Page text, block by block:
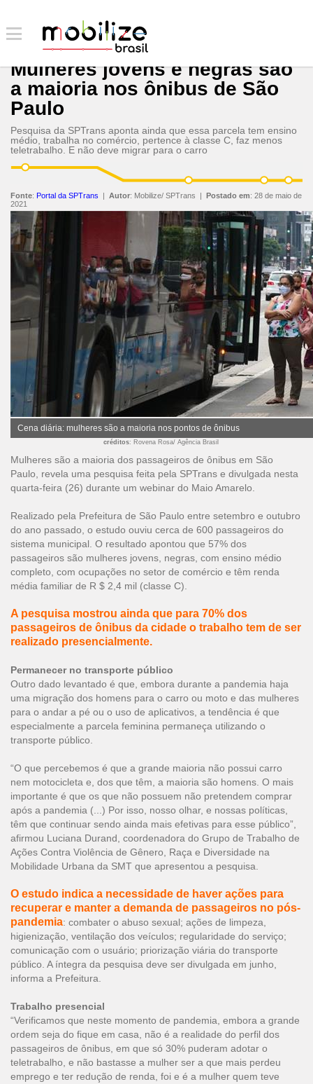
Mulheres jovens e negras são
a maioria nos ônibus de São
Paulo
Pesquisa da SPTrans aponta ainda que essa parcela tem ensino
médio, trabalha no comércio, pertence à classe C, faz menos
teletrabalho. E não deve migrar para o carro
Fonte: Portal da SPTrans | Autor: Mobilize/ SPTrans | Postado em: 28 de maio de
2021
Cena diária: mulheres são a maioria nos pontos de ônibus
créditos: Rovena Rosa/ Agência Brasil
Mulheres são a maioria dos passageiros de ônibus em São
Paulo, revela uma pesquisa feita pela SPTrans e divulgada nesta
quarta-feira (26) durante um webinar do Maio Amarelo.
Realizado pela Prefeitura de São Paulo entre setembro e outubro
do ano passado, o estudo ouviu cerca de 600 passageiros do
sistema municipal. O resultado apontou que 57% dos
passageiros são mulheres jovens, negras, com ensino médio
completo, com ocupações no setor de comércio e têm renda
média familiar de R $ 2,4 mil (classe C).
A pesquisa mostrou ainda que para 70% dos
passageiros de ônibus da cidade o trabalho tem de ser
realizado presencialmente.
Permanecer no transporte público
Outro dado levantado é que, embora durante a pandemia haja
uma migração dos homens para o carro ou moto e das mulheres
para o andar a pé ou o uso de aplicativos, a tendência é que
especialmente a parcela feminina permaneça utilizando o
transporte público.
“O que percebemos é que a grande maioria não possui carro
nem motocicleta e, dos que têm, a maioria são homens. O mais
importante é que os que não possuem não pretendem comprar
após a pandemia (...) Por isso, nosso olhar, e nossas políticas,
têm que continuar sendo ainda mais efetivas para esse público”,
afirmou Luciana Durand, coordenadora do Grupo de Trabalho de
Ações Contra Violência de Gênero, Raça e Diversidade na
Mobilidade Urbana da SMT que apresentou a pesquisa.
O estudo indica a necessidade de haver ações para
recuperar e manter a demanda de passageiros no pós-
pandemia: combater o abuso sexual; ações de limpeza,
higienização, ventilação dos veículos; regularidade do serviço;
comunicação com o usuário; priorização viária do transporte
público. A íntegra da pesquisa deve ser divulgada em junho,
informa a Prefeitura.
Trabalho presencial
“Verificamos que neste momento de pandemia, embora a grande
ordem seja do fique em casa, não é a realidade do perfil dos
passageiros de ônibus, em que só 30% puderam adotar o
teletrabalho, e não bastasse a mulher ser a que mais perdeu
emprego e ter redução de renda, foi e é a mulher quem teve